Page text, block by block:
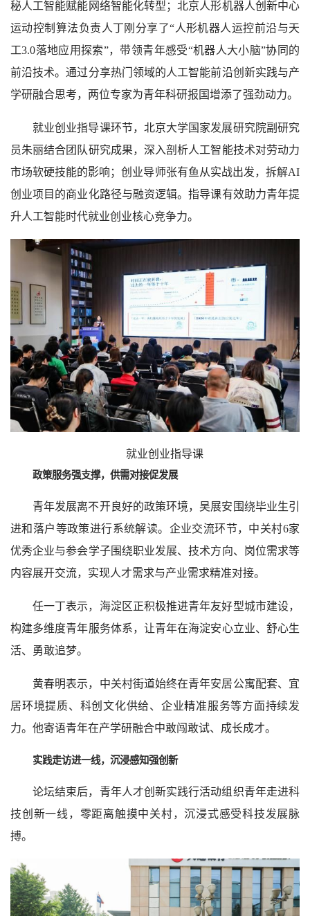
秘人工智能赋能网络智能化转型；北京人形机器人创新中心
运动控制算法负责人丁刚分享了“人形机器人运控前沿与天
工3.0落地应用探索”，带领青年感受“机器人大小脑”协同的
前沿技术。通过分享热门领域的人工智能前沿创新实践与产
学研融合思考，两位专家为青年科研报国增添了强劲动力。
就业创业指导课环节，北京大学国家发展研究院副研究
员朱丽结合团队研究成果，深入剖析人工智能技术对劳动力
市场软硬技能的影响；创业导师张有鱼从实战出发，拆解AI
创业项目的商业化路径与融资逻辑。指导课有效助力青年提
升人工智能时代就业创业核心竞争力。
就业创业指导课
政策服务强支撑，供需对接促发展
青年发展离不开良好的政策环境，吴展安围绕毕业生引
进和落户等政策进行系统解读。企业交流环节，中关村6家
优秀企业与参会学子围绕职业发展、技术方向、岗位需求等
内容展开交流，实现人才需求与产业需求精准对接。
任一丁表示，海淀区正积极推进青年友好型城市建设，
构建多维度青年服务体系，让青年在海淀安心立业、舒心生
活、勇敢追梦。
黄春明表示，中关村街道始终在青年安居公寓配套、宜
居环境提质、科创文化供给、企业精准服务等方面持续发
力。他寄语青年在产学研融合中敢闯敢试、成长成才。
实践走访进一线，沉浸感知强创新
论坛结束后，青年人才创新实践行活动组织青年走进科
技创新一线，零距离触摸中关村，沉浸式感受科技发展脉
搏。